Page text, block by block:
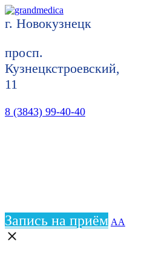
г. Новокузнецк
просп.
Кузнецкстроевский,
11
8 (3843) 99-40-40
Запись на приём АА